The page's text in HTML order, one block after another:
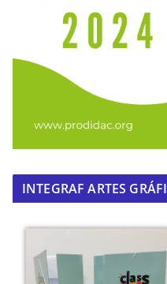
INTEGRAF ARTES